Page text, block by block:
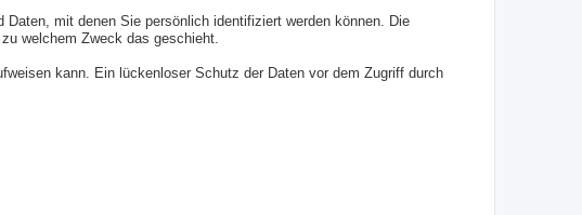
mit denen Sie persönlich identifiziert werden können. Die
welchem Zweck das geschieht.
kann. Ein lückenloser Schutz der Daten vor dem Zugriff durch